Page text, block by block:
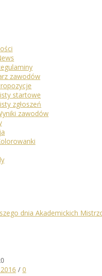
zawodów
startowe
zgłoszeń
zawodów
dnia Akademickich
/ 0